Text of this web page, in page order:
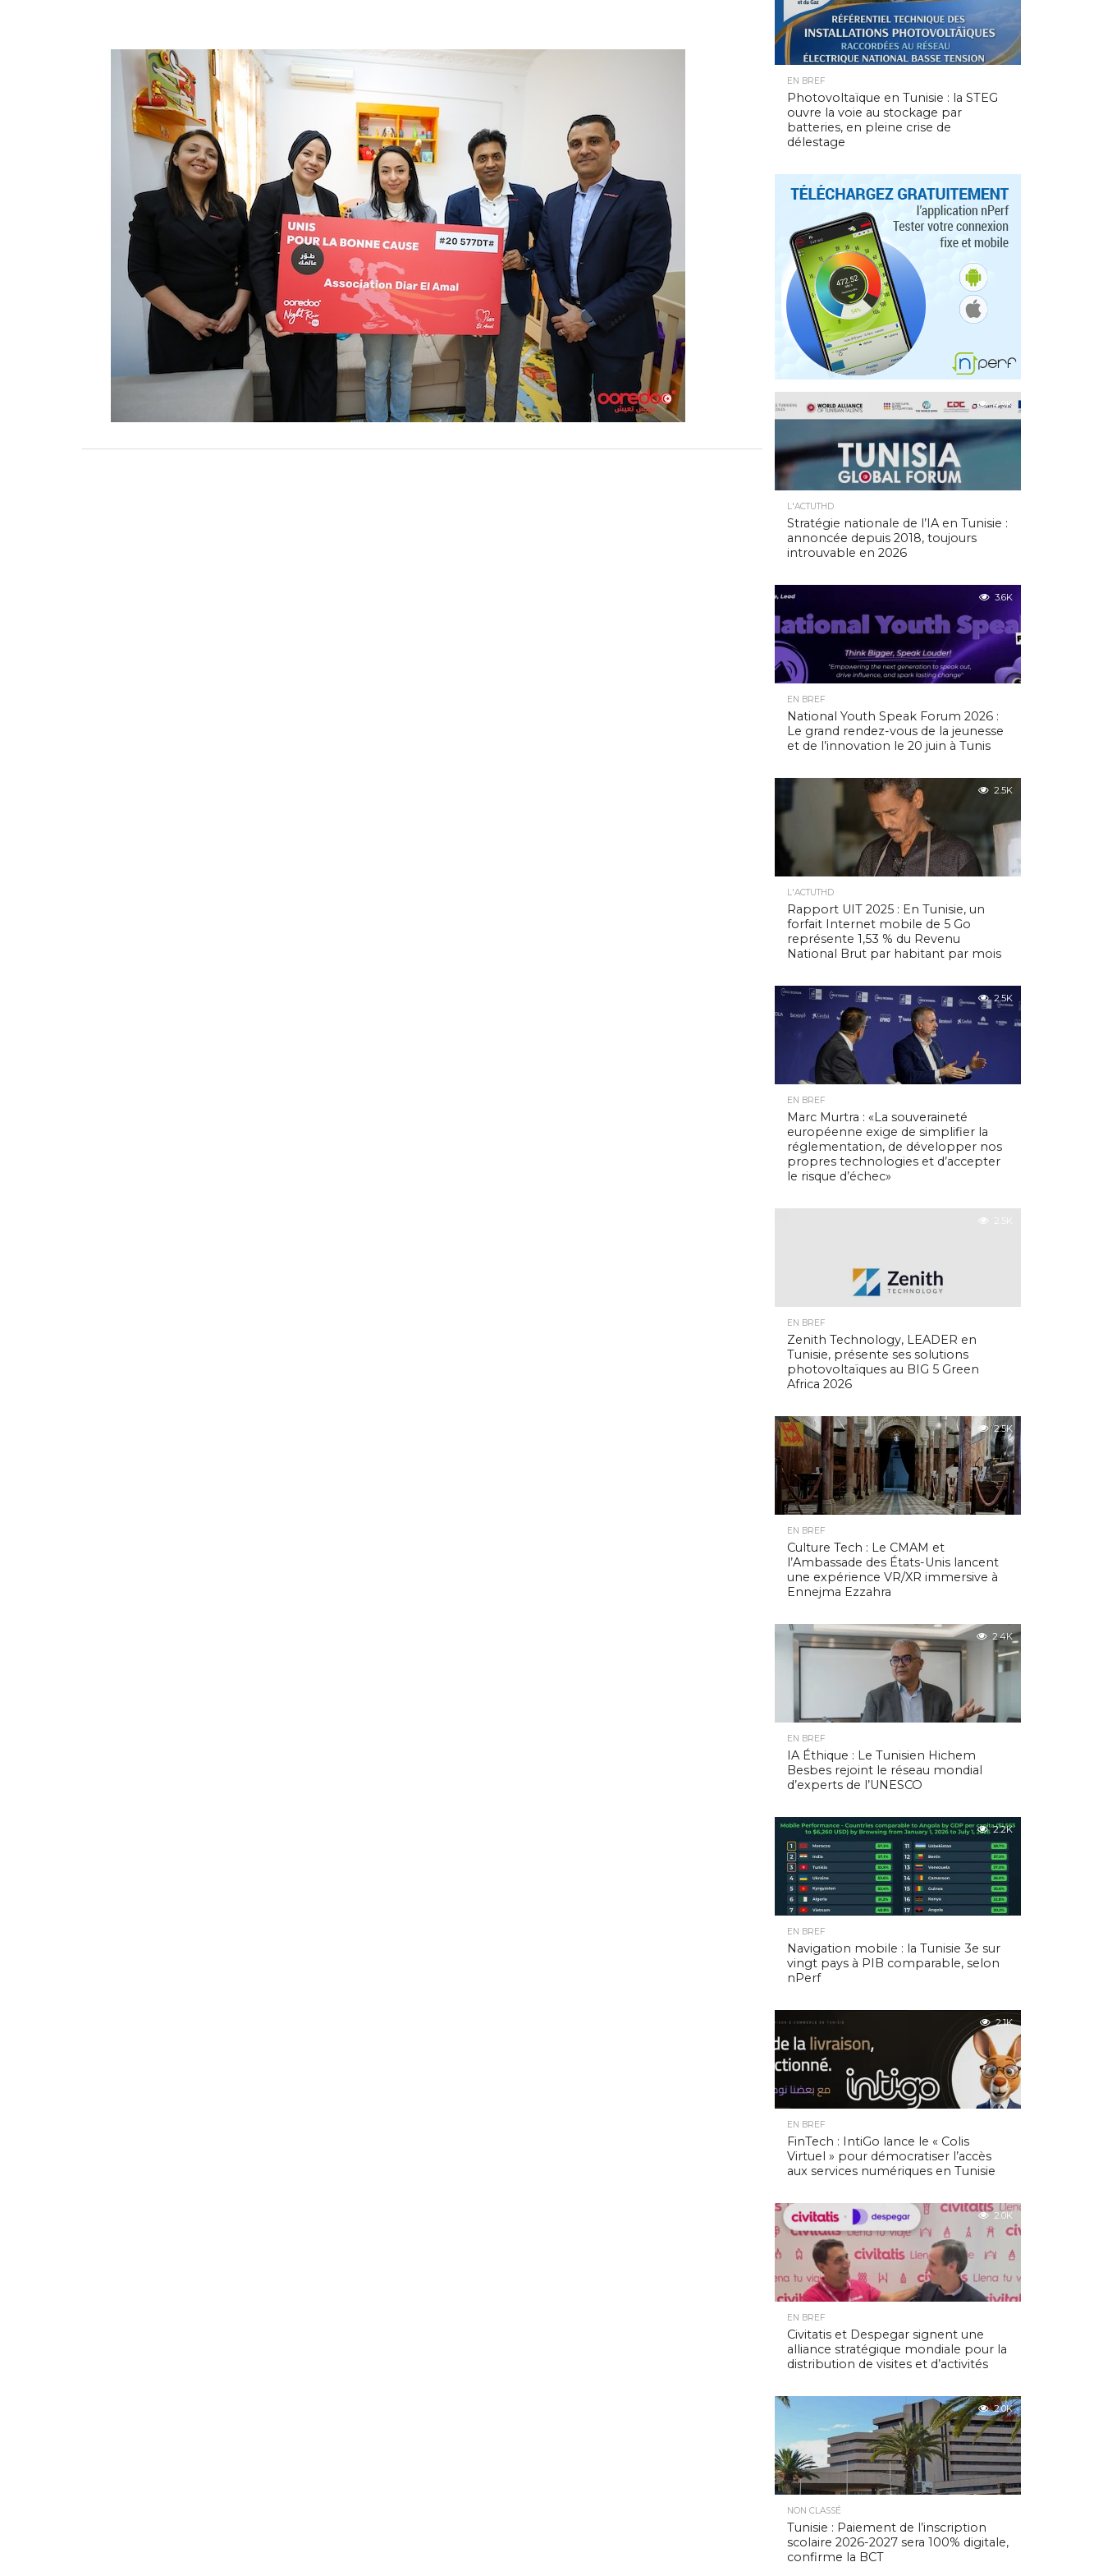
EN BREF
Photovoltaïque en Tunisie : la STEG
ouvre la voie au stockage par
batteries, en pleine crise de
délestage
4.9K
L'ACTUTHD
Stratégie nationale de l’IA en Tunisie :
annoncée depuis 2018, toujours
introuvable en 2026
3.6K
EN BREF
National Youth Speak Forum 2026 :
Le grand rendez-vous de la jeunesse
et de l’innovation le 20 juin à Tunis
2.5K
L'ACTUTHD
Rapport UIT 2025 : En Tunisie, un
forfait Internet mobile de 5 Go
représente 1,53 % du Revenu
National Brut par habitant par mois
2.5K
EN BREF
Marc Murtra : «La souveraineté
européenne exige de simplifier la
réglementation, de développer nos
propres technologies et d’accepter
le risque d’échec»
2.5K
EN BREF
Zenith Technology, LEADER en
Tunisie, présente ses solutions
photovoltaïques au BIG 5 Green
Africa 2026
2.5K
EN BREF
Culture Tech : Le CMAM et
l’Ambassade des États-Unis lancent
une expérience VR/XR immersive à
Ennejma Ezzahra
2.4K
EN BREF
IA Éthique : Le Tunisien Hichem
Besbes rejoint le réseau mondial
d’experts de l’UNESCO
2.2K
EN BREF
Navigation mobile : la Tunisie 3e sur
vingt pays à PIB comparable, selon
nPerf
2.1K
EN BREF
FinTech : IntiGo lance le « Colis
Virtuel » pour démocratiser l’accès
aux services numériques en Tunisie
2.0K
EN BREF
Civitatis et Despegar signent une
alliance stratégique mondiale pour la
distribution de visites et d’activités
2.0K
NON CLASSÉ
Tunisie : Paiement de l’inscription
scolaire 2026-2027 sera 100% digitale,
confirme la BCT